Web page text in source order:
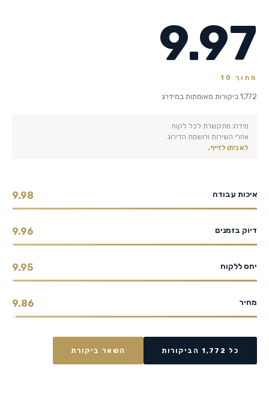
9.97
מתוך 10
1,772 ביקורות מאומתות במידרג
מידרג מתקשרת לכל לקוח
אחרי השירות ורושמת הדירוג.
לא ניתן לזייף.
איכות עבודה 9.98
דיוק בזמנים 9.96
יחס ללקוח 9.95
מחיר 9.86
כל 1,772 הביקורות השאר ביקורת